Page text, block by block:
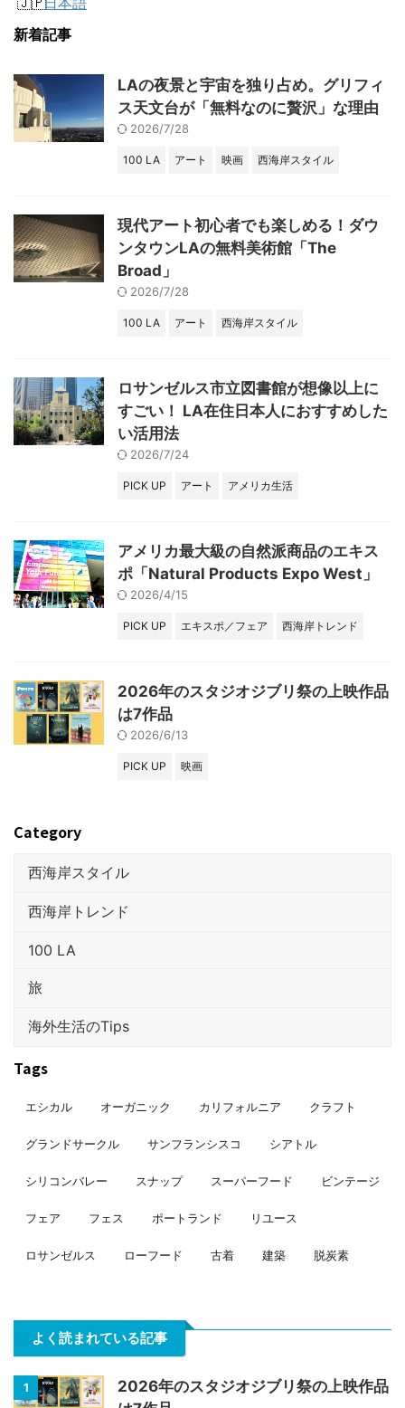
新着記事
LAの夜景と宇宙を独り占め。グリフィ
ス天文台が「無料なのに贅沢」な理由
2026/7/28
100 LA アート 映画 西海岸スタイル
現代アート初心者でも楽しめる！ダウ
ンタウンLAの無料美術館「The
Broad」
2026/7/28
100 LA アート 西海岸スタイル
ロサンゼルス市立図書館が想像以上に
すごい！ LA在住日本人におすすめした
い活用法
2026/7/24
PICK UP アート アメリカ生活
アメリカ最大級の自然派商品のエキス
ポ「Natural Products Expo West」
2026/4/15
PICK UP エキスポ／フェア 西海岸トレンド
2026年のスタジオジブリ祭の上映作品
は7作品
2026/6/13
PICK UP 映画
Category
西海岸スタイル
西海岸トレンド
100 LA
旅
海外生活のTips
Tags
エシカル オーガニック カリフォルニア クラフト
グランドサークル サンフランシスコ シアトル
シリコンバレー スナップ スーパーフード ビンテージ
フェア フェス ポートランド リユース
ロサンゼルス ローフード 古着 建築 脱炭素
よく読まれている記事
1
2026年のスタジオジブリ祭の上映作品